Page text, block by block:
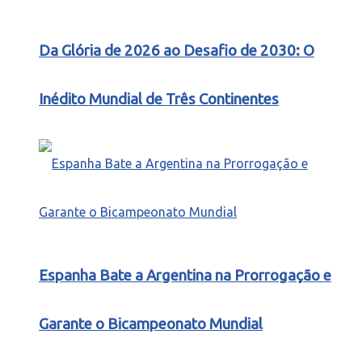
Da Glória de 2026 ao Desafio de 2030: O
Inédito Mundial de Três Continentes
Espanha Bate a Argentina na Prorrogação e
Garante o Bicampeonato Mundial